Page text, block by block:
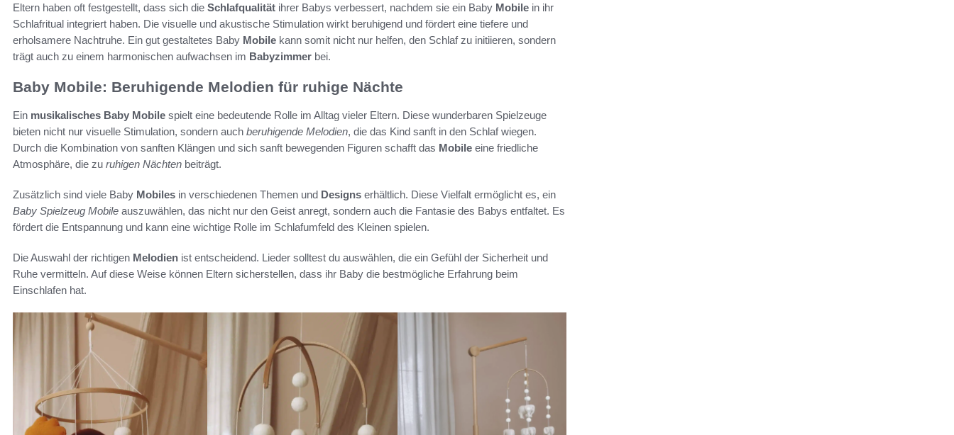
Eltern haben oft festgestellt, dass sich die Schlafqualität ihrer Babys verbessert, nachdem sie ein Baby Mobile in ihr
Schlafritual integriert haben. Die visuelle und akustische Stimulation wirkt beruhigend und fördert eine tiefere und
erholsamere Nachtruhe. Ein gut gestaltetes Baby Mobile kann somit nicht nur helfen, den Schlaf zu initiieren, sondern
trägt auch zu einem harmonischen aufwachsen im Babyzimmer bei.
Baby Mobile: Beruhigende Melodien für ruhige Nächte
Ein musikalisches Baby Mobile spielt eine bedeutende Rolle im Alltag vieler Eltern. Diese wunderbaren Spielzeuge
bieten nicht nur visuelle Stimulation, sondern auch beruhigende Melodien, die das Kind sanft in den Schlaf wiegen.
Durch die Kombination von sanften Klängen und sich sanft bewegenden Figuren schafft das Mobile eine friedliche
Atmosphäre, die zu ruhigen Nächten beiträgt.
Zusätzlich sind viele Baby Mobiles in verschiedenen Themen und Designs erhältlich. Diese Vielfalt ermöglicht es, ein
Baby Spielzeug Mobile auszuwählen, das nicht nur den Geist anregt, sondern auch die Fantasie des Babys entfaltet. Es
fördert die Entspannung und kann eine wichtige Rolle im Schlafumfeld des Kleinen spielen.
Die Auswahl der richtigen Melodien ist entscheidend. Lieder solltest du auswählen, die ein Gefühl der Sicherheit und
Ruhe vermitteln. Auf diese Weise können Eltern sicherstellen, dass ihr Baby die bestmögliche Erfahrung beim
Einschlafen hat.